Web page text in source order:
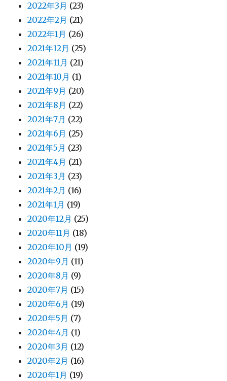
2022年3月 (23)
2022年2月 (21)
2022年1月 (26)
2021年12月 (25)
2021年11月 (21)
2021年10月 (1)
2021年9月 (20)
2021年8月 (22)
2021年7月 (22)
2021年6月 (25)
2021年5月 (23)
2021年4月 (21)
2021年3月 (23)
2021年2月 (16)
2021年1月 (19)
2020年12月 (25)
2020年11月 (18)
2020年10月 (19)
2020年9月 (11)
2020年8月 (9)
2020年7月 (15)
2020年6月 (19)
2020年5月 (7)
2020年4月 (1)
2020年3月 (12)
2020年2月 (16)
2020年1月 (19)